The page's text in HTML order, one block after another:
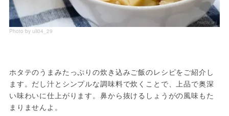
Photo by uli04_29
ホタテのうまみたっぷりの炊き込みご飯のレシピをご紹介し
ます。だし汁とシンプルな調味料で炊くことで、上品で奥深
い味わいに仕上がります。鼻から抜けるしょうがの風味もた
まりませんよ。